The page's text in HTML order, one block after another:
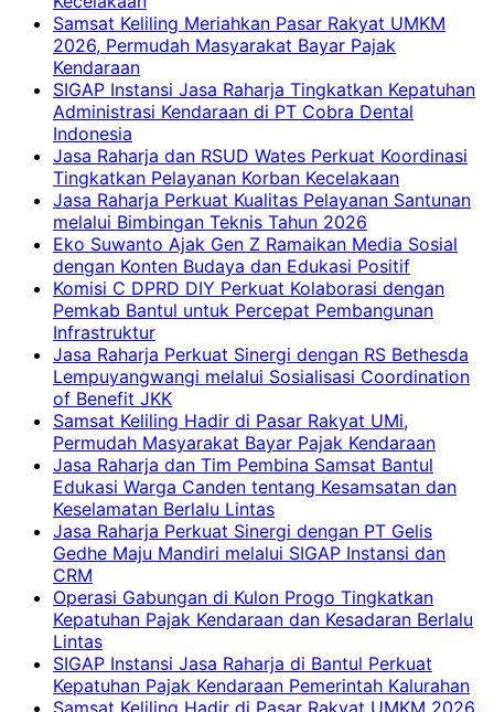
Samsat Keliling Meriahkan Pasar Rakyat UMKM
2026, Permudah Masyarakat Bayar Pajak
Kendaraan
SIGAP Instansi Jasa Raharja Tingkatkan Kepatuhan
Administrasi Kendaraan di PT Cobra Dental
Indonesia
Jasa Raharja dan RSUD Wates Perkuat Koordinasi
Tingkatkan Pelayanan Korban Kecelakaan
Jasa Raharja Perkuat Kualitas Pelayanan Santunan
melalui Bimbingan Teknis Tahun 2026
Eko Suwanto Ajak Gen Z Ramaikan Media Sosial
dengan Konten Budaya dan Edukasi Positif
Komisi C DPRD DIY Perkuat Kolaborasi dengan
Pemkab Bantul untuk Percepat Pembangunan
Infrastruktur
Jasa Raharja Perkuat Sinergi dengan RS Bethesda
Lempuyangwangi melalui Sosialisasi Coordination
of Benefit JKK
Samsat Keliling Hadir di Pasar Rakyat UMi,
Permudah Masyarakat Bayar Pajak Kendaraan
Jasa Raharja dan Tim Pembina Samsat Bantul
Edukasi Warga Canden tentang Kesamsatan dan
Keselamatan Berlalu Lintas
Jasa Raharja Perkuat Sinergi dengan PT Gelis
Gedhe Maju Mandiri melalui SIGAP Instansi dan
CRM
Operasi Gabungan di Kulon Progo Tingkatkan
Kepatuhan Pajak Kendaraan dan Kesadaran Berlalu
Lintas
SIGAP Instansi Jasa Raharja di Bantul Perkuat
Kepatuhan Pajak Kendaraan Pemerintah Kalurahan
Samsat Keliling Hadir di Pasar Rakyat UMKM 2026,